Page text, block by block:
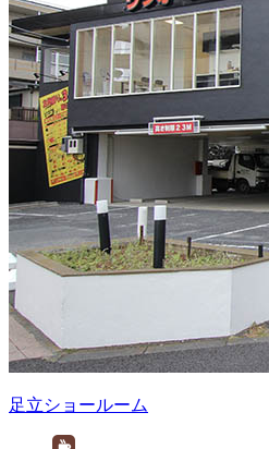
足立ショールーム